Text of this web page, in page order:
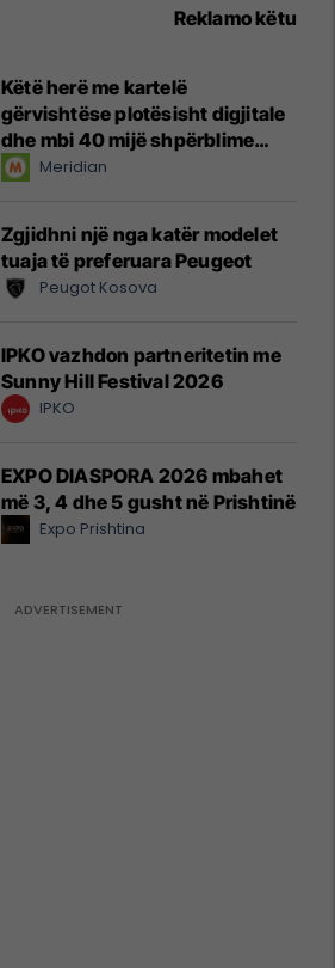
Reklamo këtu
Këtë herë me kartelë
gërvishtëse plotësisht digjitale
dhe mbi 40 mijë shpërblime
instant!Meridian
Zgjidhni një nga katër modelet
tuaja të preferuara Peugeot
Peugot Kosova
IPKO vazhdon partneritetin me
Sunny Hill Festival 2026
IPKO
EXPO DIASPORA 2026 mbahet
më 3, 4 dhe 5 gusht në Prishtinë
Expo Prishtina